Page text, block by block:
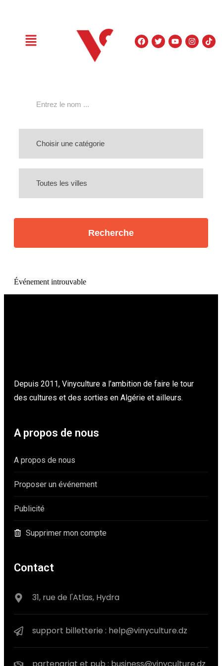
Événement introuvable
Depuis 2011, Vinyculture a l’ambition de faire le tour
des cultures et des sorties en Algérie et ailleurs.
A propos de nous
A propos de nous
Proposer un événement
Publicité
Supprimer mon compte
Contact
31, rue de l'Atlas, Hydra
support billetterie : help@vinyculture.dz